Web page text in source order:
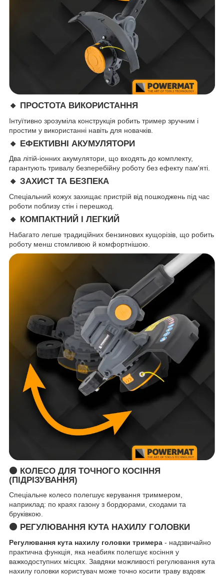
🔸 ПРОСТОТА ВИКОРИСТАННЯ
Інтуїтивно зрозуміла конструкція робить тример зручним і
простим у використанні навіть для новачків.
🔸 ЕФЕКТИВНІ АКУМУЛЯТОРИ
Два літій-іонних акумулятори, що входять до комплекту,
гарантують тривалу безперебійну роботу без ефекту пам'яті.
🔸 ЗАХИСТ ТА БЕЗПЕКА
Спеціальний кожух захищає пристрій від пошкоджень під час
роботи поблизу стін і перешкод.
🔸 КОМПАКТНИЙ І ЛЕГКИЙ
Набагато легше традиційних бензинових кущорізів, що робить
роботу менш стомливою й комфортнішою.
🟠 КОЛЕСО ДЛЯ ТОЧНОГО КОСІННЯ
(ПІДРІЗУВАННЯ)
Спеціальне колесо полегшує керування триммером,
наприклад: по краях газону з бордюрами, сходами та
бруківкою.
🟠 РЕГУЛЮВАННЯ КУТА НАХИЛУ ГОЛОВКИ
Регулювання кута нахилу головки тримера - надзвичайно
практична функція, яка неабияк полегшує косіння у
важкодоступних місцях. Завдяки можливості регулювання кута
нахилу головки користувач може точно косити траву вздовж